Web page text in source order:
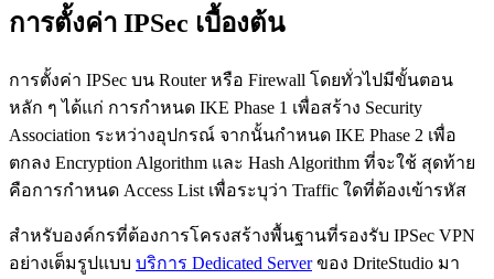
การตั้งค่า IPSec เบื้องต้น
การตั้งค่า IPSec บน Router หรือ Firewall โดยทั่วไปมีขั้นตอน
หลัก ๆ ได้แก่ การกำหนด IKE Phase 1 เพื่อสร้าง Security
Association ระหว่างอุปกรณ์ จากนั้นกำหนด IKE Phase 2 เพื่อ
ตกลง Encryption Algorithm และ Hash Algorithm ที่จะใช้ สุดท้าย
คือการกำหนด Access List เพื่อระบุว่า Traffic ใดที่ต้องเข้ารหัส
สำหรับองค์กรที่ต้องการโครงสร้างพื้นฐานที่รองรับ IPSec VPN
อย่างเต็มรูปแบบ บริการ Dedicated Serverของ DriteStudio มา